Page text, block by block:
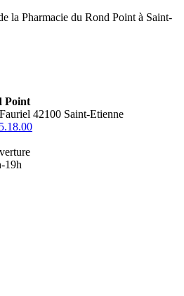
la Pharmacie du Rond Point à Saint-
Point
42100 Saint-Etienne
19h